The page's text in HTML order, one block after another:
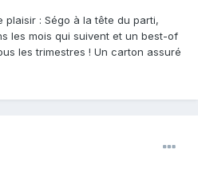
plaisir : Ségo à la tête du parti,
les mois qui suivent et un best-of
les trimestres ! Un carton assuré